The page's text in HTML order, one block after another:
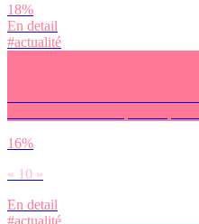
18%
En detail
#actualité
16%
« 10 »
En detail
#actualité